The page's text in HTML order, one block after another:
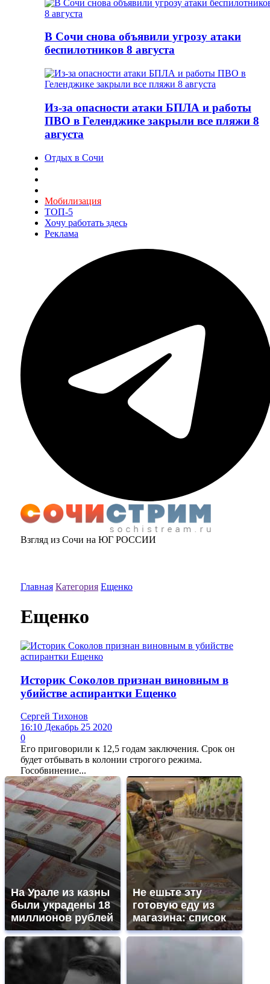
В Сочи снова объявили угрозу атаки
беспилотников 8 августа
Из-за опасности атаки БПЛА и работы
ПВО в Геленджике закрыли все пляжи 8
августа
Отдых в Сочи
Мобилизация
ТОП-5
Хочу работать здесь
Реклама
Взгляд из Сочи на ЮГ РОССИИ
Главная Категория Ещенко
Ещенко
Историк Соколов признан виновным в
убийстве аспирантки Ещенко
Сергей Тихонов
16:10 Декабрь 25 2020
0
Его приговорили к 12,5 годам заключения. Срок он
будет отбывать в колонии строгого режима.
Гособвинение...
На Урале из казны
были украдены 18
миллионов рублей
Не ешьте эту
готовую еду из
магазина: список